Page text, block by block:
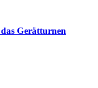
Gerätturnen